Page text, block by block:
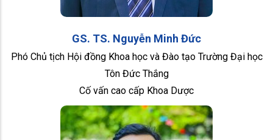
GS. TS. Nguyễn Minh Đức
Phó Chủ tịch Hội đồng Khoa học và Đào tạo Trường Đại học
Tôn Đức Thắng
Cố vấn cao cấp Khoa Dược